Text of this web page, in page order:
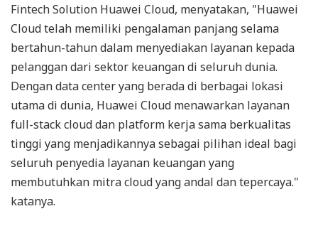
Fintech Solution Huawei Cloud, menyatakan, "Huawei
Cloud telah memiliki pengalaman panjang selama
bertahun-tahun dalam menyediakan layanan kepada
pelanggan dari sektor keuangan di seluruh dunia.
Dengan data center yang berada di berbagai lokasi
utama di dunia, Huawei Cloud menawarkan layanan
full-stack cloud dan platform kerja sama berkualitas
tinggi yang menjadikannya sebagai pilihan ideal bagi
seluruh penyedia layanan keuangan yang
membutuhkan mitra cloud yang andal dan tepercaya."
katanya.